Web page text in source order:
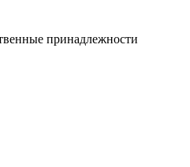
принадлежности